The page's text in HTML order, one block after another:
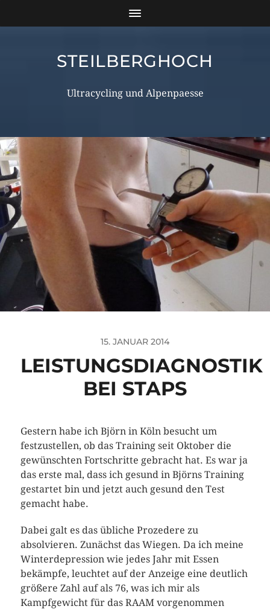
STEILBERGHOCH
Ultracycling und Alpenpaesse
15. JANUAR 2014
LEISTUNGSDIAGNOSTIK
BEI STAPS
Gestern habe ich Björn in Köln besucht um
festzustellen, ob das Training seit Oktober die
gewünschten Fortschritte gebracht hat. Es war ja
das erste mal, dass ich gesund in Björns Training
gestartet bin und jetzt auch gesund den Test
gemacht habe.
Dabei galt es das übliche Prozedere zu
absolvieren. Zunächst das Wiegen. Da ich meine
Winterdepression wie jedes Jahr mit Essen
bekämpfe, leuchtet auf der Anzeige eine deutlich
größere Zahl auf als 76, was ich mir als
Kampfgewicht für das RAAM vorgenommen